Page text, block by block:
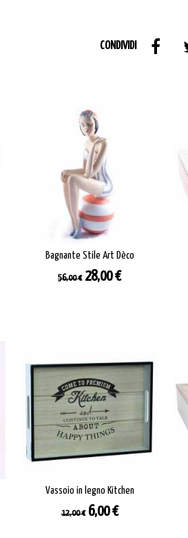
CONDIVIDI
Bagnante Stile Art Dèco
Prezzo
56,00 € Prezzo
28,00 €
Vassoio in legno Kitchen
Prezzo
12,00 € Prezzo
6,00 €